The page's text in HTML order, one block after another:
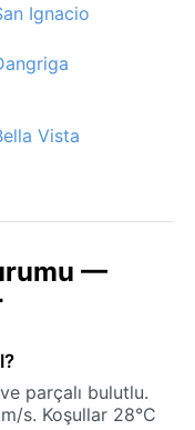
Ignacio
Vista
—
parçalı bulutlu.
s. Koşullar 28°C